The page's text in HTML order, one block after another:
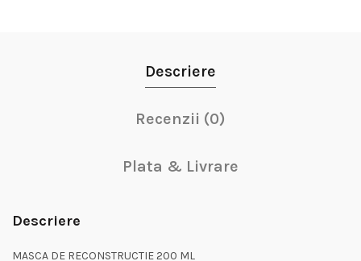
Descriere
Recenzii (0)
Plata & Livrare
Descriere
MASCA DE RECONSTRUCTIE 200 ML